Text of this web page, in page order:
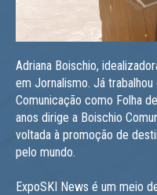
Adriana Boischio,
em Jornalismo. Já
Comunicação como Folha
anos dirige a Boischio
voltada à promoção de
pelo mundo.
ExpoSKI News é um meio